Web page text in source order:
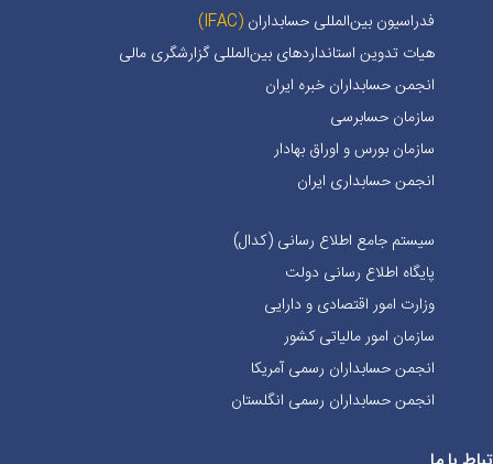
فدراسیون بین‌المللی حسابداران (IFAC)
هیات تدوین استانداردهای بین‌المللی گزارشگری مالی
انجمن حسابداران خبره ايران
سازمان حسابرسی
سازمان بورس و اوراق بهادار
انجمن حسابداری ایران
سیستم جامع اطلاع رسانی (کدال)
پایگاه اطلاع رسانی دولت
وزارت امور اقتصادی و دارایی
سازمان امور مالیاتی کشور
انجمن حسابداران رسمی آمریکا
انجمن حسابداران رسمی انگلستان